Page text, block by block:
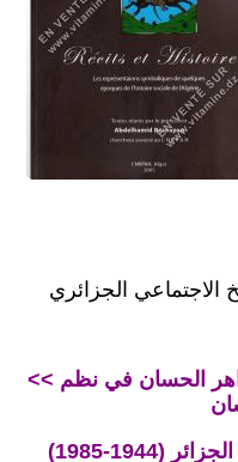
الاجتماعي الجزائري
<< عبد الحميد حاجيات - كتاب الجواهر الحسان في نظم